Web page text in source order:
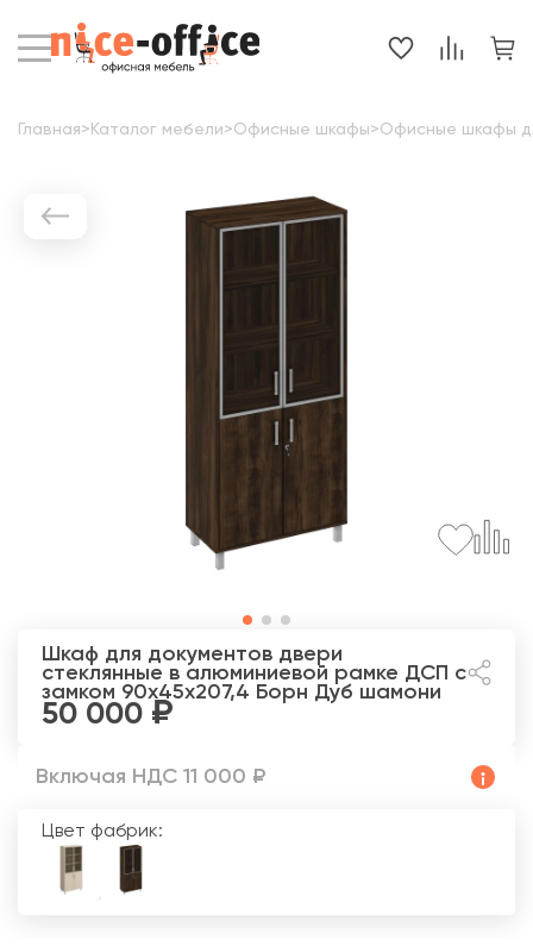
Главная> Каталог мебели>Офисные шкафы>Офисные шкафы
Шкаф для документов двери
стеклянные в алюминиевой рамке ДСП с
замком 90x45x207,4 Борн Дуб шамони
50 000
Включая НДС 11 000 ₽
Цвет фабрик: